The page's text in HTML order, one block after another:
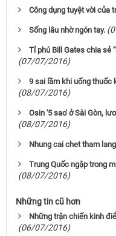
Công dụng tuyệt vời của
Sống lâu nhờ ngón tay.
Tỉ phú Bill Gates chia sẻ
(07/07/2016)
9 sai lầm khi uống thuốc
(08/07/2016)
Osin '5 sao' ở Sài Gòn,
(08/07/2016)
Nhung cai chet tham lang
Trung Quốc ngập trong
(08/07/2016)
Những tin cũ hơn
Những trận chiến kinh
(06/07/2016)